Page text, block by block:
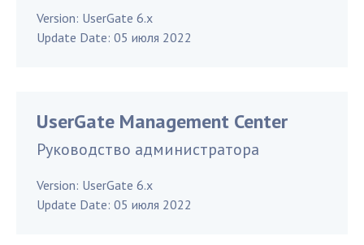
Version: UserGate 6.x
Update Date: 05 июля 2022
UserGate Management Center
Руководство администратора
Version: UserGate 6.x
Update Date: 05 июля 2022